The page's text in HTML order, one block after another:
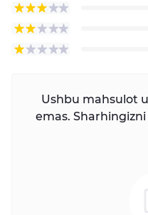
Ushbu mahsulot
emas.